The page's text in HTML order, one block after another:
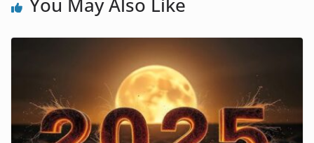
You May Also Like